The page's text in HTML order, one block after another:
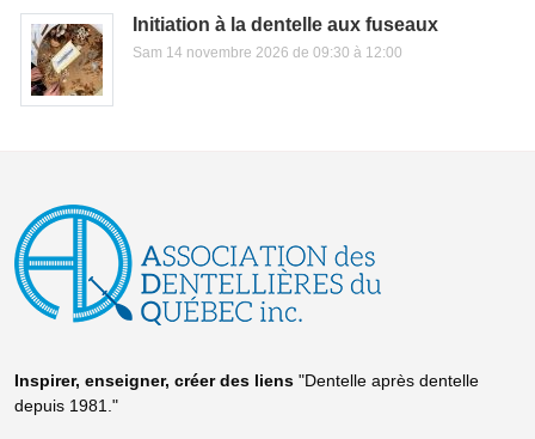
Initiation à la dentelle aux fuseaux
Sam 14 novembre 2026 de 09:30 à 12:00
Inspirer, enseigner, créer des liens "Dentelle après dentelle
depuis 1981."